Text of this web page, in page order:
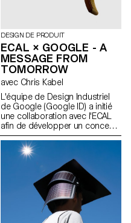
DESIGN DE PRODUIT
ECAL × GOOGLE - A
MESSAGE FROM
TOMORROW
avec Chris Kabel
L'équipe de Design Industriel
de Google (Google ID) a initié
une collaboration avec l'ECAL
afin de développer un concept
de produit autour du téléphone
portable qui soit inspiré d'un
rituel quotidien. Les étudiant·e·s
en Master de Design de
Produit ont été invité·e·s à
imaginer un outil innovant
adapté aux habitudes
contemporaines. À travers des
stroytelling créatifs, ces projets